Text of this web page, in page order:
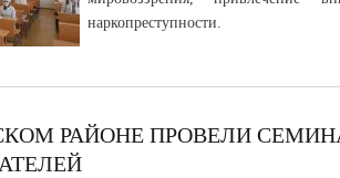
наркопреступности.
РАЙОНЕ ПРОВЕЛИ